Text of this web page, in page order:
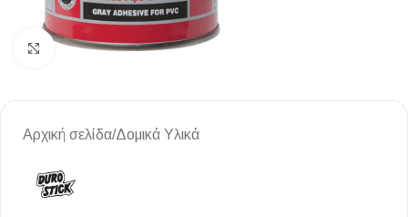
Κλικ για μεγέθυνση
Αρχική σελίδα/Δομικά Υλικά